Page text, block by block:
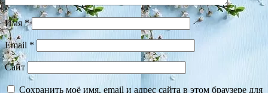
Имя*
Email *
Сайт
Сохранить моё имя, email и адрес сайта в этом браузере для